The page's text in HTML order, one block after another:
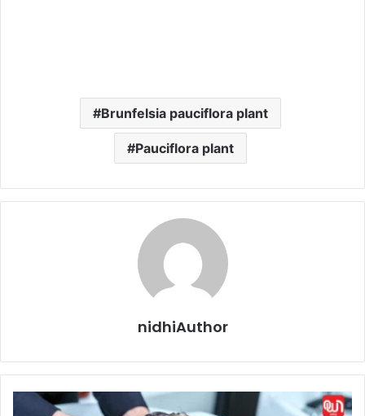
Brunfelsia pauciflora plant
Pauciflora plant
nidhiAuthor